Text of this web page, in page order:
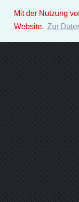
Mit der Nutzung
Website. Zur